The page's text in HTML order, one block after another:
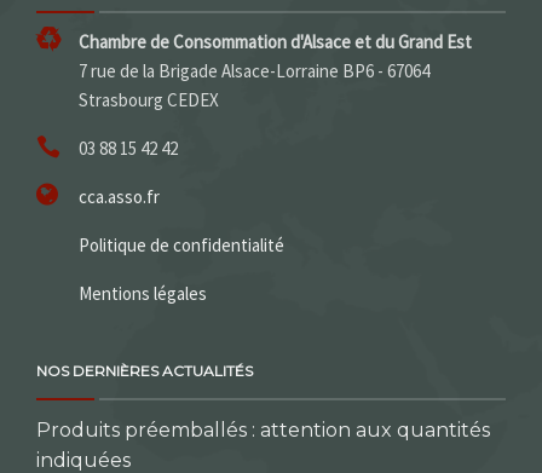
Chambre de Consommation d'Alsace et du Grand Est
7 rue de la Brigade Alsace-Lorraine BP6 - 67064
Strasbourg CEDEX
03 88 15 42 42
cca.asso.fr
Politique de confidentialité
Mentions légales
NOS DERNIÈRES ACTUALITÉS
Produits préemballés : attention aux quantités
indiquées